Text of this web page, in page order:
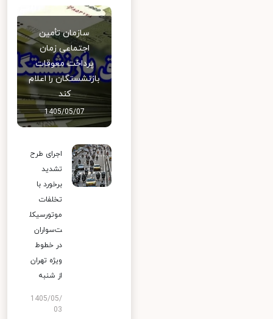
سازمان تأمین
اجتماعی زمان
پرداخت معوقات
بازنشستگان را اعلام
کند
1405/05/07
اجرای طرح
تشدید
برخورد با
تخلفات
موتورسیکل
ت‌سواران
در خطوط
ویژه تهران
از شنبه
1405/05/
03